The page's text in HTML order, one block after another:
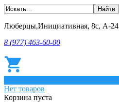
Люберцы,Инициативная, 8с, А-24
8 (977) 463-60-00
Нет товаров
Корзина пуста